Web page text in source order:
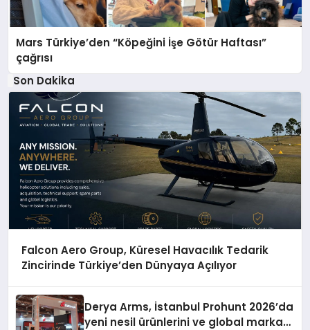
Mars Türkiye’den “Köpeğini İşe Götür Haftası”
çağrısı
Son Dakika
Falcon Aero Group, Küresel Havacılık Tedarik
Zincirinde Türkiye’den Dünyaya Açılıyor
Derya Arms, İstanbul Prohunt 2026’da
yeni nesil ürünlerini ve global marka